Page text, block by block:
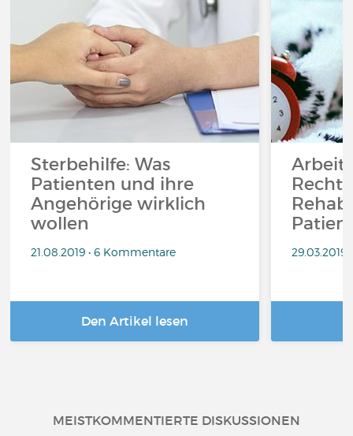
Sterbehilfe: Was
Patienten und ihre
Angehörige wirklich
wollen
21.08.2019 • 6 Kommentare
Den Artikel lesen
29.03.2019
MEISTKOMMENTIERTE DISKUSSIONEN